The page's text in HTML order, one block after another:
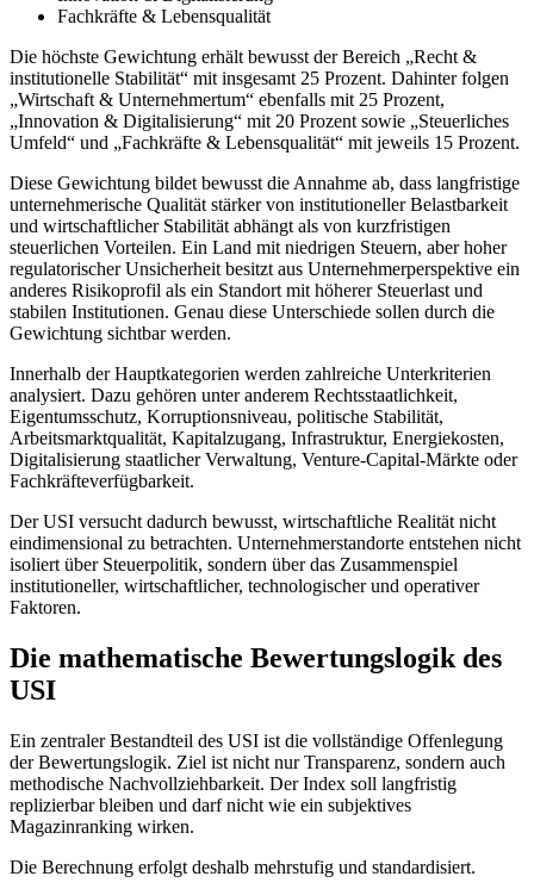
Fachkräfte & Lebensqualität
Die höchste Gewichtung erhält bewusst der Bereich „Recht &
institutionelle Stabilität“ mit insgesamt 25 Prozent. Dahinter folgen
„Wirtschaft & Unternehmertum“ ebenfalls mit 25 Prozent,
„Innovation & Digitalisierung“ mit 20 Prozent sowie „Steuerliches
Umfeld“ und „Fachkräfte & Lebensqualität“ mit jeweils 15 Prozent.
Diese Gewichtung bildet bewusst die Annahme ab, dass langfristige
unternehmerische Qualität stärker von institutioneller Belastbarkeit
und wirtschaftlicher Stabilität abhängt als von kurzfristigen
steuerlichen Vorteilen. Ein Land mit niedrigen Steuern, aber hoher
regulatorischer Unsicherheit besitzt aus Unternehmerperspektive ein
anderes Risikoprofil als ein Standort mit höherer Steuerlast und
stabilen Institutionen. Genau diese Unterschiede sollen durch die
Gewichtung sichtbar werden.
Innerhalb der Hauptkategorien werden zahlreiche Unterkriterien
analysiert. Dazu gehören unter anderem Rechtsstaatlichkeit,
Eigentumsschutz, Korruptionsniveau, politische Stabilität,
Arbeitsmarktqualität, Kapitalzugang, Infrastruktur, Energiekosten,
Digitalisierung staatlicher Verwaltung, Venture-Capital-Märkte oder
Fachkräfteverfügbarkeit.
Der USI versucht dadurch bewusst, wirtschaftliche Realität nicht
eindimensional zu betrachten. Unternehmerstandorte entstehen nicht
isoliert über Steuerpolitik, sondern über das Zusammenspiel
institutioneller, wirtschaftlicher, technologischer und operativer
Faktoren.
Die mathematische Bewertungslogik des
USI
Ein zentraler Bestandteil des USI ist die vollständige Offenlegung
der Bewertungslogik. Ziel ist nicht nur Transparenz, sondern auch
methodische Nachvollziehbarkeit. Der Index soll langfristig
replizierbar bleiben und darf nicht wie ein subjektives
Magazinranking wirken.
Die Berechnung erfolgt deshalb mehrstufig und standardisiert.